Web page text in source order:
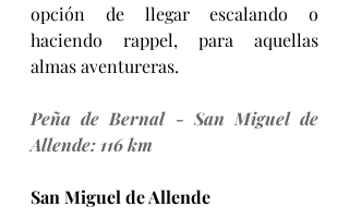
opción de llegar escalando o
haciendo rappel, para aquellas
almas aventureras.
Peña de Bernal - San Miguel de
Allende: 116 km
San Miguel de Allende